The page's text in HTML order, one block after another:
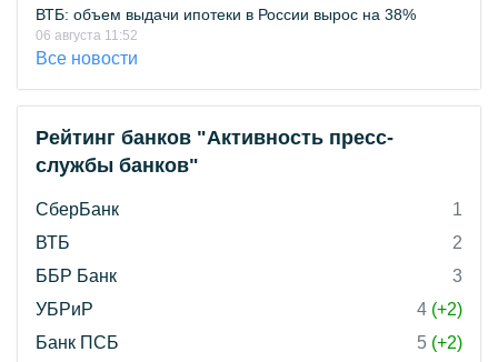
ВТБ: объем выдачи ипотеки в России вырос на 38%
06 августа 11:52
Все новости
Рейтинг банков "Активность пресс-
службы банков"
СберБанк
1
ВТБ
2
ББР Банк
3
УБРиР
4 (+2)
Банк ПСБ
5 (+2)